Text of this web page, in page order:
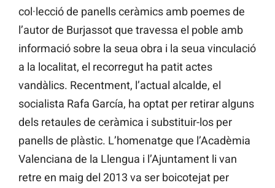
col·lecció de panells ceràmics amb poemes de
l’autor de Burjassot que travessa el poble amb
informació sobre la seua obra i la seua vinculació
a la localitat, el recorregut ha patit actes
vandàlics. Recentment, l’actual alcalde, el
socialista Rafa García, ha optat per retirar alguns
dels retaules de ceràmica i substituir-los per
panells de plàstic. L’homenatge que l’Acadèmia
Valenciana de la Llengua i l’Ajuntament li van
retre en maig del 2013 va ser boicotejat per